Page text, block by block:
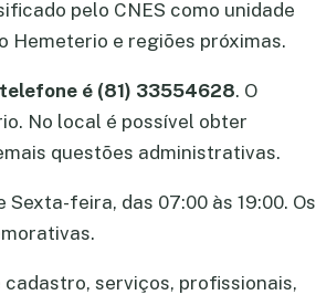
pelo CNES como unidade
Hemeterio e regiões próximas.
telefone é (81) 33554628. O
No local é possível obter
questões administrativas.
feira, das 07:00 às 19:00. Os
cadastro, serviços, profissionais,